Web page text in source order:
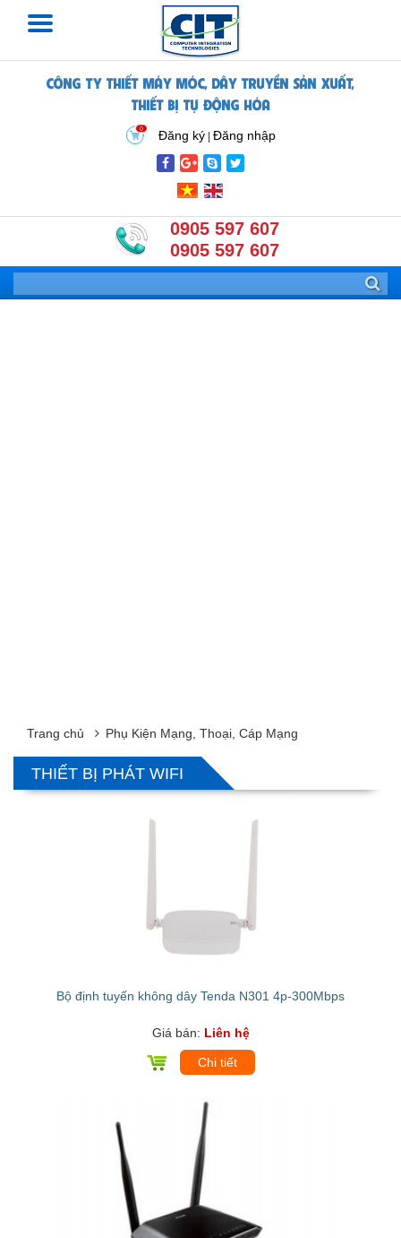
CÔNG TY THIẾT MÁY MÓC, DÂY TRUYỀN SẢN XUẤT,
THIẾT BỊ TỰ ĐỘNG HÓA
0 Đăng ký| Đăng nhập
0905 597 607
0905 597 607
Trang chủ Phụ Kiện Mạng, Thoại, Cáp Mạng
THIẾT BỊ PHÁT WIFI
Bộ định tuyến không dây Tenda N301 4p-300Mbps
Giá bán: Liên hệ
Chi tiết